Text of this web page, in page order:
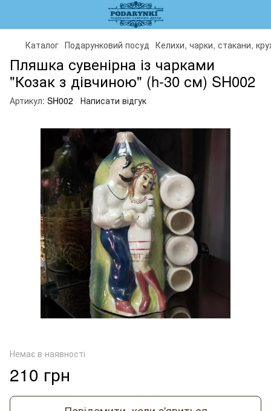
Каталог Подарунковий посуд Келихи, чарки, стакани,
Пляшка сувенірна із чарками
"Козак з дівчиною" (h-30 см) SH002
Артикул: SH002 Написати відгук
Немає в наявності
210 грн